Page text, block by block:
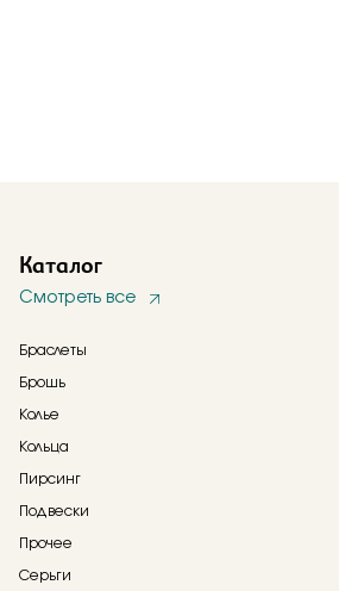
Каталог
Смотреть все
Браслеты
Брошь
Колье
Кольца
Пирсинг
Подвески
Прочее
Серьги